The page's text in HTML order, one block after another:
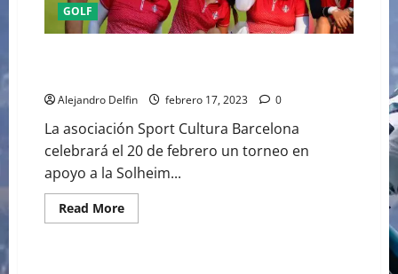
GOLF
Alejandro Delfin febrero 17, 2023 0
La asociación Sport Cultura Barcelona
celebrará el 20 de febrero un torneo en
apoyo a la Solheim...
Read MoreRead
more
GOLF